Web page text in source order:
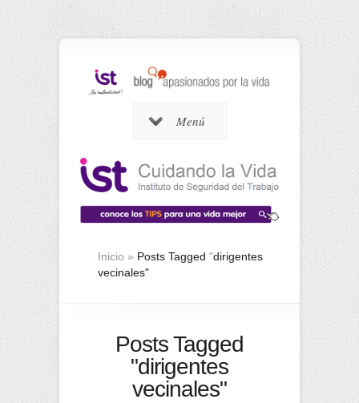
Menú
Inicio » Posts Tagged "dirigentes
vecinales"
Posts Tagged
"dirigentes
vecinales"